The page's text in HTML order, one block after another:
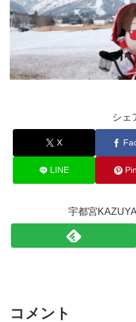
シェ
X
LINE
宇都宮
コメント